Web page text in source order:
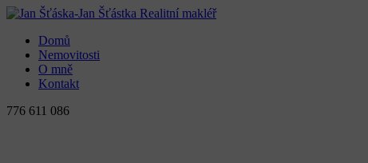
Domů
Nemovitosti
O mně
Kontakt
776 611 086